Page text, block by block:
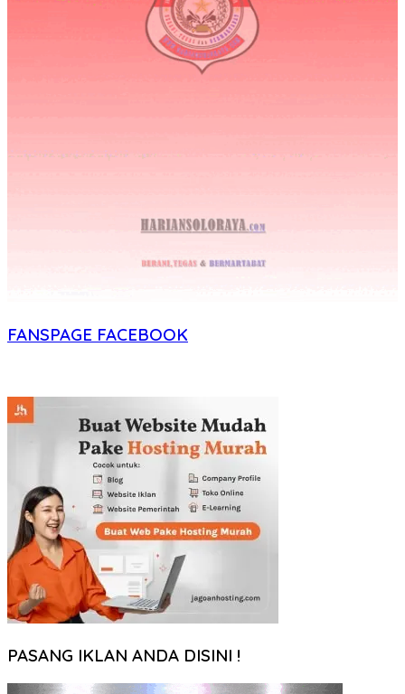
FANSPAGE FACEBOOK
PASANG IKLAN ANDA DISINI !